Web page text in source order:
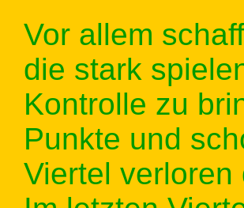
Vor allem
die stark
Kontrolle zu
Punkte und
Viertel